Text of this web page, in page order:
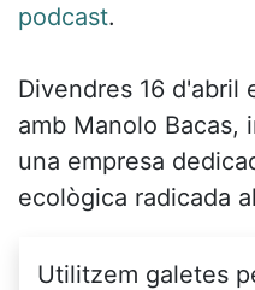
podcast.
Divendres 16 d'abril
amb Manolo Bacas,
una empresa
ecològica radicada
Utilitzem galetes